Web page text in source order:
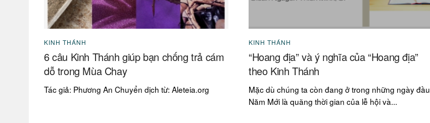
KINH THÁNH
6 câu Kinh Thánh giúp bạn chống trả cám
dỗ trong Mùa Chay
Tác giả: Phương An Chuyển dịch từ: Aleteia.org
KINH THÁNH
“Hoang địa” và ý nghĩa của “Hoang địa”
theo Kinh Thánh
Mặc dù chúng ta còn đang ở trong những ngày đầu
Năm Mới là quãng thời gian của lễ hội và...